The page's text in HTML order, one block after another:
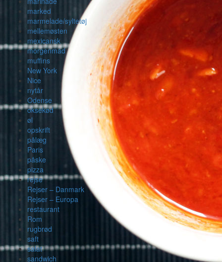
marked
marmelade/syltetøj
mellemøsten
mexicansk
morgenmad
muffins
New York
Nice
nytår
Odense
oksekød
øl
opskrift
pålæg
Paris
påske
pizza
rejse
Rejser – Danmark
Rejser – Europa
restaurant
Rom
rugbrød
saft
salat
sandwich